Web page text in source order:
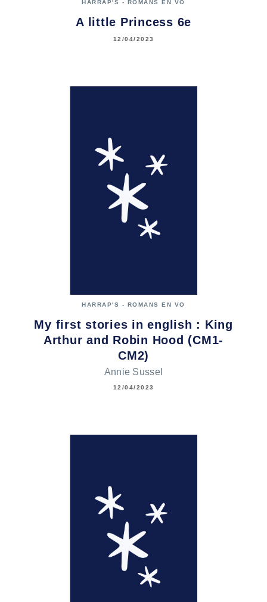
HARRAP'S - ROMANS EN VO
A little Princess 6e
12/04/2023
HARRAP'S - ROMANS EN VO
My first stories in english : King
Arthur and Robin Hood (CM1-
CM2)
Annie Sussel
12/04/2023